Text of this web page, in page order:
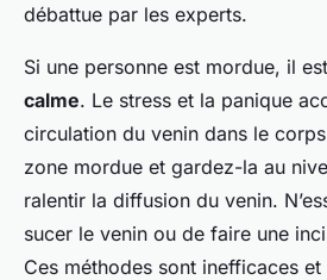
débattue par les experts.
Si une personne est mordue, il
calme. Le stress et la panique
circulation du venin dans le
zone mordue et gardez-la au
ralentir la diffusion du venin.
sucer le venin ou de faire une
Ces méthodes sont inefficaces